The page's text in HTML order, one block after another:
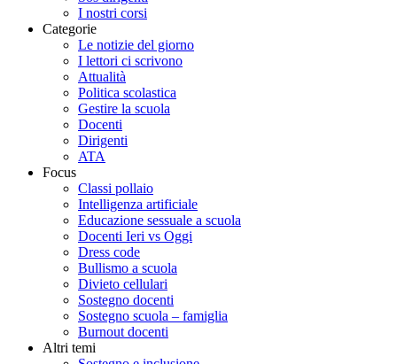
I nostri corsi
Categorie
Le notizie del giorno
I lettori ci scrivono
Attualità
Politica scolastica
Gestire la scuola
Docenti
Dirigenti
ATA
Focus
Classi pollaio
Intelligenza artificiale
Educazione sessuale a scuola
Docenti Ieri vs Oggi
Dress code
Bullismo a scuola
Divieto cellulari
Sostegno docenti
Sostegno scuola – famiglia
Burnout docenti
Altri temi